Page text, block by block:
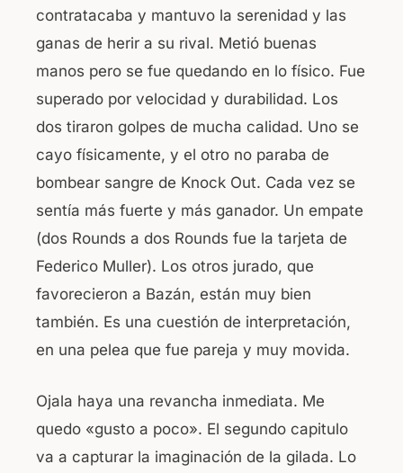
contratacaba y mantuvo la serenidad y las
ganas de herir a su rival. Metió buenas
manos pero se fue quedando en lo físico. Fue
superado por velocidad y durabilidad. Los
dos tiraron golpes de mucha calidad. Uno se
cayo físicamente, y el otro no paraba de
bombear sangre de Knock Out. Cada vez se
sentía más fuerte y más ganador. Un empate
(dos Rounds a dos Rounds fue la tarjeta de
Federico Muller). Los otros jurado, que
favorecieron a Bazán, están muy bien
también. Es una cuestión de interpretación,
en una pelea que fue pareja y muy movida.
Ojala haya una revancha inmediata. Me
quedo «gusto a poco». El segundo capitulo
va a capturar la imaginación de la gilada. Lo